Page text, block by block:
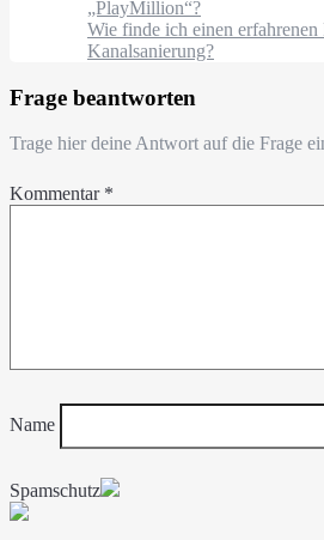
„PlayMillion“?
Wie finde ich einen
Kanalsanierung?
Frage beantworten
Trage hier deine Antwort auf die Frage
Kommentar *
Name
Spamschutz